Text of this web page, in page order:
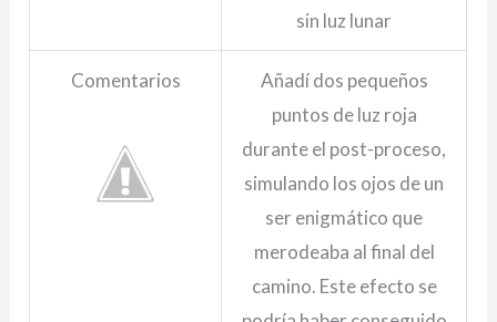
sin luz lunar
Comentarios
Añadí dos pequeños
puntos de luz roja
durante el post-proceso,
simulando los ojos de un
ser enigmático que
merodeaba al final del
camino. Este efecto se